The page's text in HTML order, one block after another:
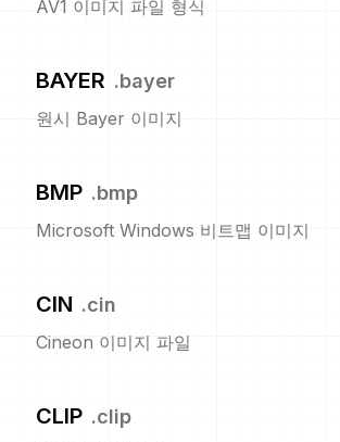
AV1 이미지 파일 형식
BAYER .bayer
원시 Bayer 이미지
BMP .bmp
Microsoft Windows 비트맵 이미지
CIN .cin
Cineon 이미지 파일
CLIP .clip